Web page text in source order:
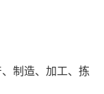
制造、加工、拣